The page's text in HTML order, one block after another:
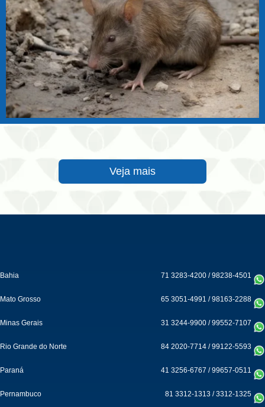
Veja mais
Bahia 71 3283-4200 /98238-4501
Mato Grosso 65 3051-4991 /98163-2288
Minas Gerais 31 3244-9900 /99552-7107
Rio Grande do Norte 84 2020-7714 /99122-5593
Paraná 41 3256-6767 /99657-0511
Pernambuco 81 3312-1313 /3312-1325